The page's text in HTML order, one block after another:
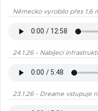
Německo vyrobilo přes 1,6
24.1.26 - Nabíjecí
23.1.26 - Dreame vstupuje